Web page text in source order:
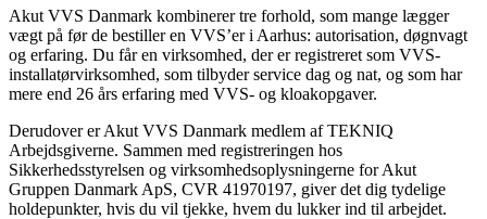
Akut VVS Danmark kombinerer tre forhold, som mange lægger
vægt på før de bestiller en VVS’er i Aarhus: autorisation, døgnvagt
og erfaring. Du får en virksomhed, der er registreret som VVS-
installatørvirksomhed, som tilbyder service dag og nat, og som har
mere end 26 års erfaring med VVS- og kloakopgaver.
Derudover er Akut VVS Danmark medlem af TEKNIQ
Arbejdsgiverne. Sammen med registreringen hos
Sikkerhedsstyrelsen og virksomhedsoplysningerne for Akut
Gruppen Danmark ApS, CVR 41970197, giver det dig tydelige
holdepunkter, hvis du vil tjekke, hvem du lukker ind til arbejdet.